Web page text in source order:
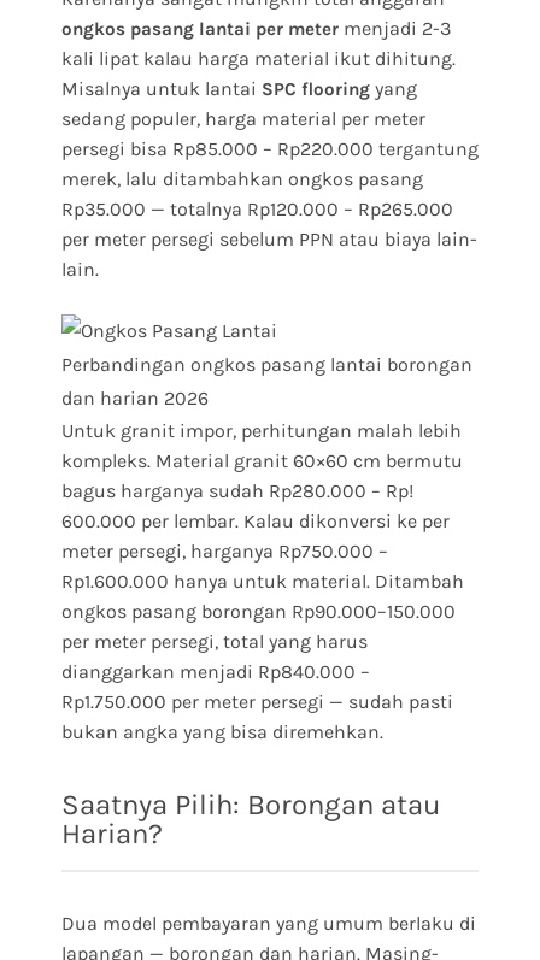
ongkos pasang lantai per meter menjadi 2-3
kali lipat kalau harga material ikut dihitung.
Misalnya untuk lantai SPC flooring yang
sedang populer, harga material per meter
persegi bisa Rp85.000 – Rp220.000 tergantung
merek, lalu ditambahkan ongkos pasang
Rp35.000 — totalnya Rp120.000 – Rp265.000
per meter persegi sebelum PPN atau biaya lain-
lain.
Perbandingan ongkos pasang lantai borongan
dan harian 2026
Untuk granit impor, perhitungan malah lebih
kompleks. Material granit 60×60 cm bermutu
bagus harganya sudah Rp280.000 – Rp!
600.000 per lembar. Kalau dikonversi ke per
meter persegi, harganya Rp750.000 –
Rp1.600.000 hanya untuk material. Ditambah
ongkos pasang borongan Rp90.000–150.000
per meter persegi, total yang harus
dianggarkan menjadi Rp840.000 –
Rp1.750.000 per meter persegi — sudah pasti
bukan angka yang bisa diremehkan.
Saatnya Pilih: Borongan atau
Harian?
Dua model pembayaran yang umum berlaku di
lapangan — borongan dan harian. Masing-